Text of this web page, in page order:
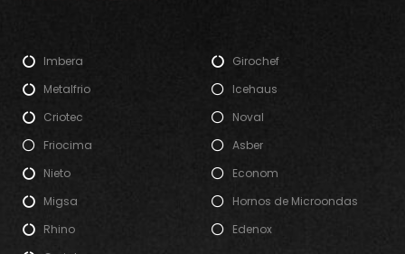
Imbera
Metalfrio
Criotec
Friocima
Nieto
Migsa
Rhino
Girochef
Icehaus
Noval
Asber
Econom
Hornos de Microondas
Edenox